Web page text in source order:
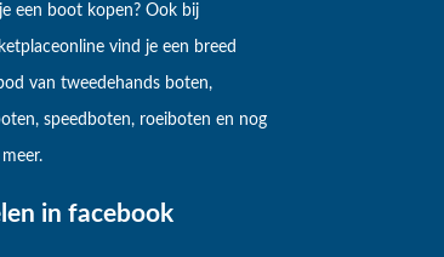
een boot kopen? Ook bij
vind je een breed
van tweedehands boten,
speedboten, roeiboten en nog
in facebook